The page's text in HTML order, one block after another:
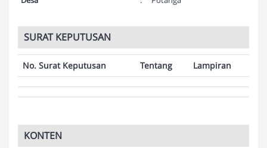
SURAT KEPUTUSAN
No. Surat Keputusan Tentang Lampiran
KONTEN